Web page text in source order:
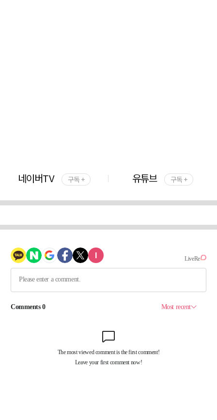
네이버TV 구독 + 유튜브 구독 +